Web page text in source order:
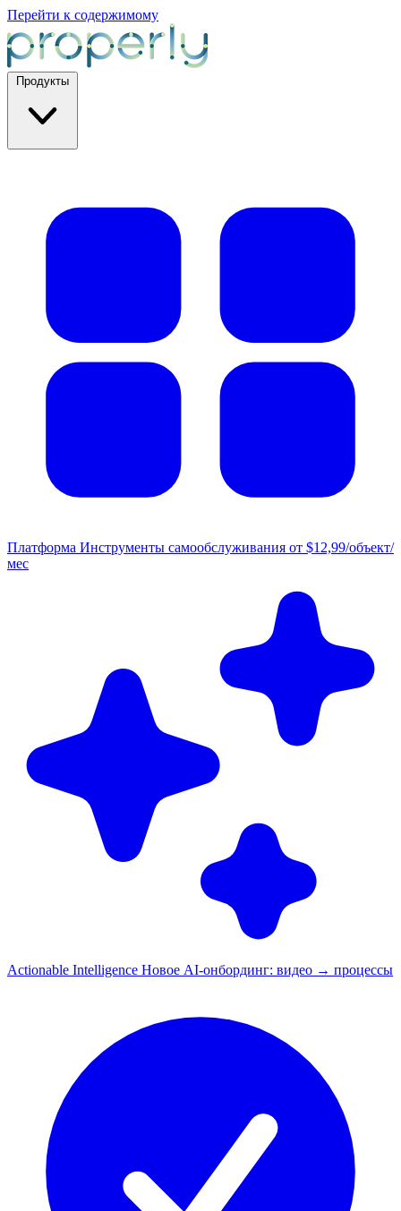
Перейти к содержимому
Платформа Инструменты самообслуживания от $12,99/объект/
мес
Actionable Intelligence Новое AI-онбординг: видео → процессы